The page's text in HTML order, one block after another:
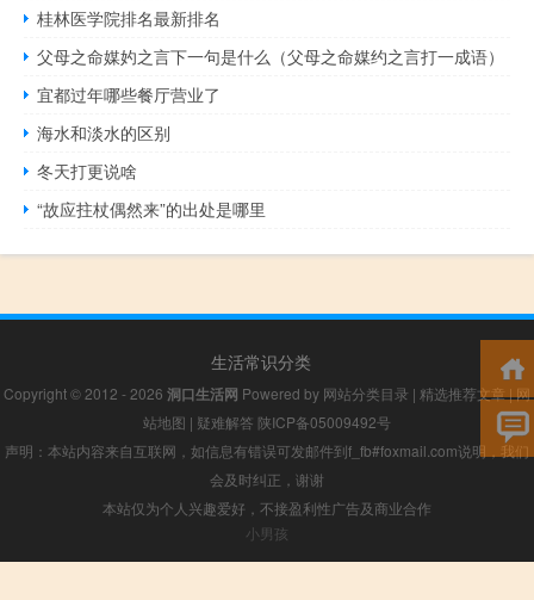
桂林医学院排名最新排名
父母之命媒妁之言下一句是什么（父母之命媒约之言打一成语）
宜都过年哪些餐厅营业了
海水和淡水的区别
冬天打更说啥
“故应拄杖偶然来”的出处是哪里
生活常识分类
Copyright © 2012 - 2026 洞口生活网 Powered by 网站分类目录 | 精选推荐文章|网
站地图 | 疑难解答 陕ICP备05009492号
声明：本站内容来自互联网，如信息有错误可发邮件到f_fb#foxmail.com说明，我们
会及时纠正，谢谢
本站仅为个人兴趣爱好，不接盈利性广告及商业合作
小男孩